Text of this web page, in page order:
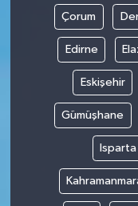
Çorum
Edirne
Eskişehir
Gümüşhane
Isparta